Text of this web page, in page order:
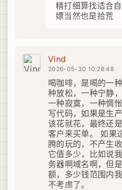
精打细算找适合
嫖当然也是拾荒
Vind
2026-05-30 10:28:48
喝咖啡，是喝的一
种放松，一种宁静
一种寂寞，一种惆
写代码，如果是生
该花就花，最终还
客户来买单。 如果
腾的玩的，不产生
它值多少，比如说
务器啊域名啊，但
额，多少钱范围内
不考虑了。